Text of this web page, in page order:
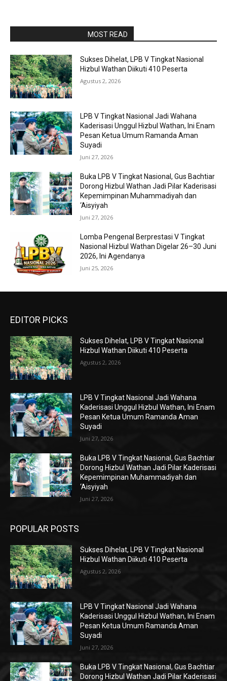
MOST READ
Sukses Dihelat, LPB V Tingkat Nasional
Hizbul Wathan Diikuti 410 Peserta
Agustus 2, 2026
LPB V Tingkat Nasional Jadi Wahana
Kaderisasi Unggul Hizbul Wathan, Ini Enam
Pesan Ketua Umum Ramanda Aman
Suyadi
Juni 27, 2026
Buka LPB V Tingkat Nasional, Gus Bachtiar
Dorong Hizbul Wathan Jadi Pilar Kaderisasi
Kepemimpinan Muhammadiyah dan
‘Aisyiyah
Juni 27, 2026
Lomba Pengenal Berprestasi V Tingkat
Nasional Hizbul Wathan Digelar 26–30 Juni
2026, Ini Agendanya
Juni 25, 2026
EDITOR PICKS
Sukses Dihelat, LPB V Tingkat Nasional
Hizbul Wathan Diikuti 410 Peserta
Agustus 2, 2026
LPB V Tingkat Nasional Jadi Wahana
Kaderisasi Unggul Hizbul Wathan, Ini Enam
Pesan Ketua Umum Ramanda Aman
Suyadi
Juni 27, 2026
Buka LPB V Tingkat Nasional, Gus Bachtiar
Dorong Hizbul Wathan Jadi Pilar Kaderisasi
Kepemimpinan Muhammadiyah dan
‘Aisyiyah
Juni 27, 2026
POPULAR POSTS
Sukses Dihelat, LPB V Tingkat Nasional
Hizbul Wathan Diikuti 410 Peserta
Agustus 2, 2026
LPB V Tingkat Nasional Jadi Wahana
Kaderisasi Unggul Hizbul Wathan, Ini Enam
Pesan Ketua Umum Ramanda Aman
Suyadi
Juni 27, 2026
Buka LPB V Tingkat Nasional, Gus Bachtiar
Dorong Hizbul Wathan Jadi Pilar Kaderisasi